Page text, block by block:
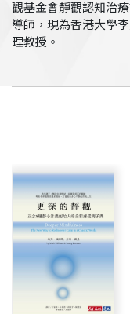
觀基金會靜觀認知治
導師，現為香港大學
理教授。